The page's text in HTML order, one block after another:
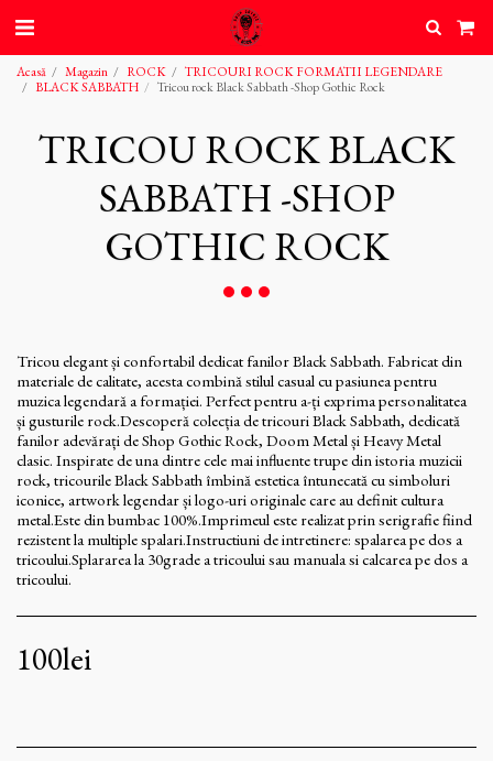
Acasă Magazin ROCK
TRICOURI ROCK FORMATII LEGENDARE
BLACK SABBATH
Tricou rock Black Sabbath -Shop Gothic Rock
TRICOU ROCK BLACK
SABBATH -SHOP
GOTHIC ROCK
Tricou elegant și confortabil dedicat fanilor Black Sabbath. Fabricat din
materiale de calitate, acesta combină stilul casual cu pasiunea pentru
muzica legendară a formației. Perfect pentru a-ți exprima personalitatea
și gusturile rock.Descoperă colecția de tricouri Black Sabbath, dedicată
fanilor adevărați de Shop Gothic Rock, Doom Metal și Heavy Metal
clasic. Inspirate de una dintre cele mai influente trupe din istoria muzicii
rock, tricourile Black Sabbath îmbină estetica întunecată cu simboluri
iconice, artwork legendar și logo-uri originale care au definit cultura
metal.Este din bumbac 100%.Imprimeul este realizat prin serigrafie fiind
rezistent la multiple spalari.Instructiuni de intretinere: spalarea pe dos a
tricoului.Splararea la 30grade a tricoului sau manuala si calcarea pe dos a
tricoului.
100lei